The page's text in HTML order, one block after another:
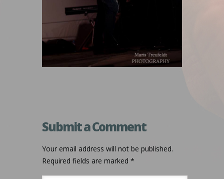
Submit a Comment
Your email address will not be published.
Required fields are marked *